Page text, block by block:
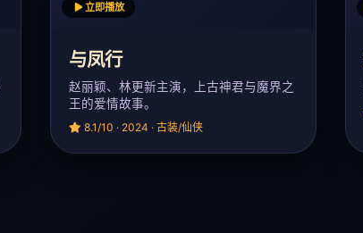
立即播放
与凤行
赵丽颖、林更新主演，上古神君与魔界之
王的爱情故事。
8.1/10 · 2024 · 古装/仙侠